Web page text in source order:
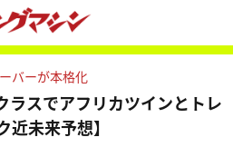
バーが本格化
ラスでアフリカツインとトレ
未来予想】